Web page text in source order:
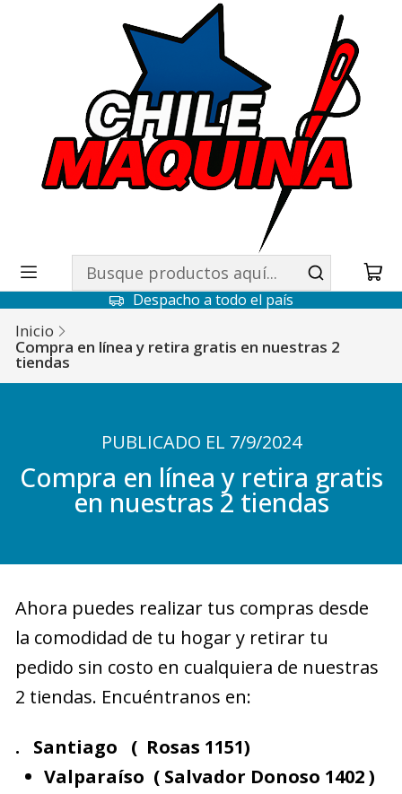
Despacho a todo el país
Inicio
Compra en línea y retira gratis en nuestras 2
tiendas
PUBLICADO EL 7/9/2024
Compra en línea y retira gratis
en nuestras 2 tiendas
Ahora puedes realizar tus compras desde
la comodidad de tu hogar y retirar tu
pedido sin costo en cualquiera de nuestras
2 tiendas. Encuéntranos en:
. Santiago ( Rosas 1151)
Valparaíso ( Salvador Donoso 1402 )